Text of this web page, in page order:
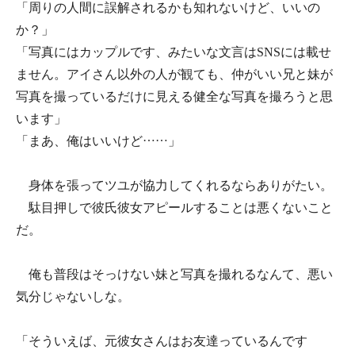
「周りの人間に誤解されるかも知れないけど、いいの
か？」
「写真にはカップルです、みたいな文言はSNSには載せ
ません。アイさん以外の人が観ても、仲がいい兄と妹が
写真を撮っているだけに見える健全な写真を撮ろうと思
います」
「まあ、俺はいいけど……」
身体を張ってツユが協力してくれるならありがたい。
駄目押しで彼氏彼女アピールすることは悪くないこと
だ。
俺も普段はそっけない妹と写真を撮れるなんて、悪い
気分じゃないしな。
「そういえば、元彼女さんはお友達っているんです